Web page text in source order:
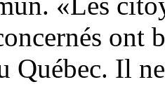
ont
Québec. Il